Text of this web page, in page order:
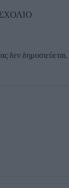
δεν δημοσιεύεται.